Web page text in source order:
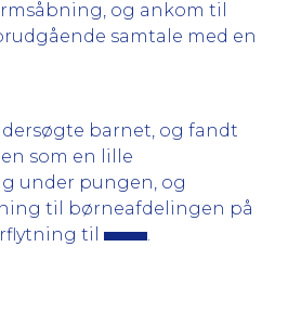
og ankom til
samtale med en
barnet, og fandt
som en lille
under pungen, og
til børneafdelingen på
til